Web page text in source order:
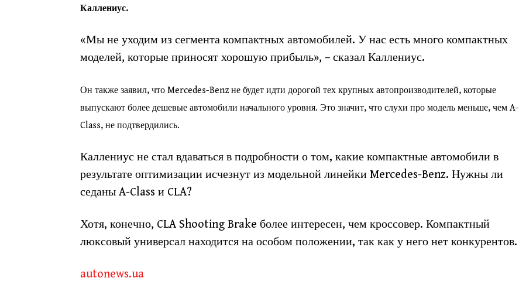
Каллениус.
«Мы не уходим из сегмента компактных автомобилей. У нас есть много компактных
моделей, которые приносят хорошую прибыль», – сказал Каллениус.
Он также заявил, что Mercedes-Benz не будет идти дорогой тех крупных автопроизводителей, которые
выпускают более дешевые автомобили начального уровня. Это значит, что слухи про модель меньше, чем A-
Class, не подтвердились.
Каллениус не стал вдаваться в подробности о том, какие компактные автомобили в
результате оптимизации исчезнут из модельной линейки Mercedes-Benz. Нужны ли
седаны A-Class и CLA?
Хотя, конечно, CLA Shooting Brake более интересен, чем кроссовер. Компактный
люксовый универсал находится на особом положении, так как у него нет конкурентов.
autonews.ua